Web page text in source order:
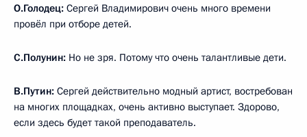
О.Голодец: Сергей Владимирович очень много времени
провёл при отборе детей.
С.Полунин: Но не зря. Потому что очень талантливые дети.
В.Путин: Сергей действительно модный артист, востребован
на многих площадках, очень активно выступает. Здорово,
если здесь будет такой преподаватель.